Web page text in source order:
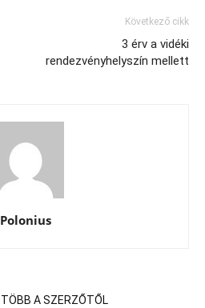
Következő cikk
3 érv a vidéki
rendezvényhelyszín mellett
Polonius
TÖBB A SZERZŐTŐL